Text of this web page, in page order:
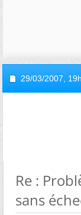
29/03/2007,
Re :
sans